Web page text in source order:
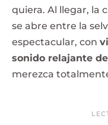
quiera. Al llegar, la
se abre entre la
espectacular, con
sonido relajante
merezca